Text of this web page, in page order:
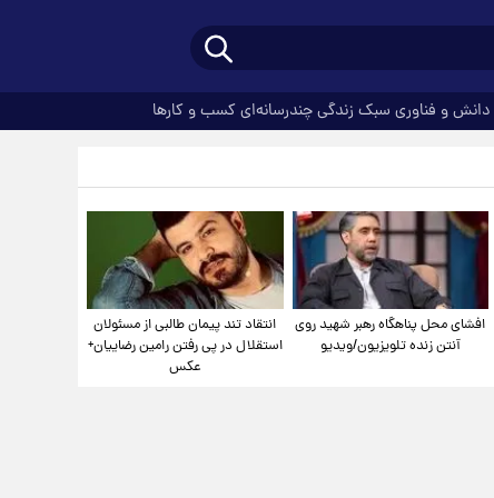
دانش و فناوری سبک زندگیچندرسانه‌ای کسب و کارها
افشای محل پناهگاه‌ رهبر شهید روی
آنتن زنده تلویزیون/ویدیو
انتقاد تند پیمان طالبی از مسئولان
استقلال در پی رفتن رامین رضاییان+
عکس